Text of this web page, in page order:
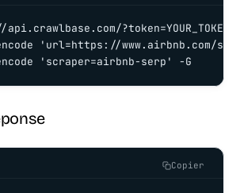
'url=https://www.airbnb.com/s/
'scraper=airbnb-serp' -G
Copier